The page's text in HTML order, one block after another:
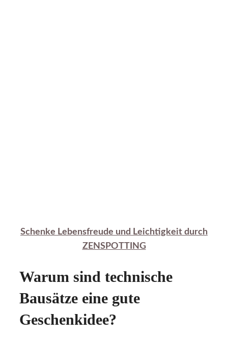
Schenke Lebensfreude und Leichtigkeit durch
ZENSPOTTING
Warum sind technische
Bausätze eine gute
Geschenkidee?